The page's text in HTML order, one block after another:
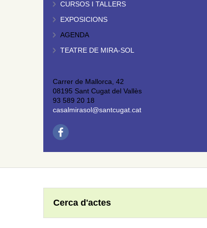
CURSOS I TALLERS
EXPOSICIONS
AGENDA
TEATRE DE MIRA-SOL
Carrer de Mallorca, 42
08195 Sant Cugat del Vallès
93 589 20 18
casalmirasol@santcugat.cat
Cerca d'actes